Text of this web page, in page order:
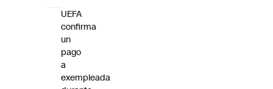
UEFA
confirma
un
pago
a
exempleada